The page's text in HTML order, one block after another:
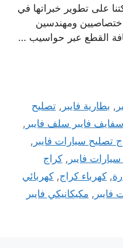
على تطوير خبراتها في
ومهندسين
القطع عبر حواسيب …
, بطارية فايبر ,تصليح
سفايف فايبر سلف فايبر ,
تصليح سيارات فايبر ,
فايبر , كراج
, كهرباء كراج, كهربائي
, مكيكانيكي فايبر